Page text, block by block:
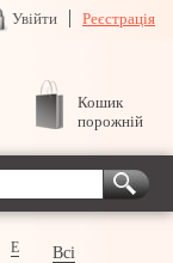
Увійти Реєстрація
Кошик
порожній
E Всі